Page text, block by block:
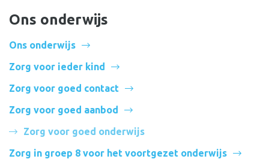
Ons onderwijs
Ons onderwijs
Zorg voor ieder kind
Zorg voor goed contact
Zorg voor goed aanbod
Zorg voor goed onderwijs
Zorg in groep 8 voor het voortgezet onderwijs